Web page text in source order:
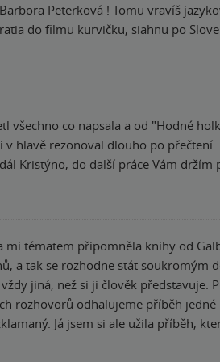
Peterková ! Tomu vravíš
do filmu kurvičku, siahnu po
vykresliť najväčšiu kravu,
všechno co napsala a od "Hodné
přečtení. Těšil jsem se na Scifi a dostal dospělý a vyzrálý
Kristýno, do další práce Vám držím
tématem připomněla knihy od
a tak se rozhodne stát soukromým
jiná, než si ji člověk představuje.
rozhovorů odhalujeme příběh
Já jsem si ale užila příběh,
to trochu v nejlepším :)